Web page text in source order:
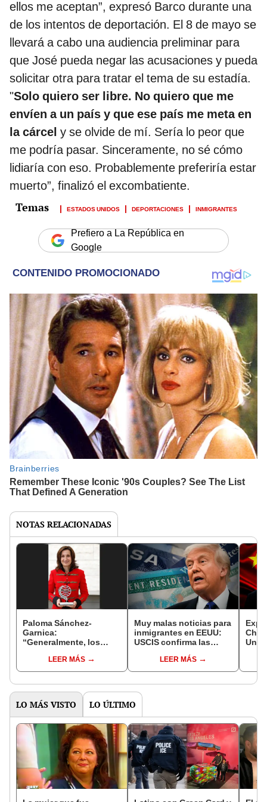
ellos me aceptan”, expresó Barco durante una
de los intentos de deportación. El 8 de mayo se
llevará a cabo una audiencia preliminar para
que José pueda negar las acusaciones y pueda
solicitar otra para tratar el tema de su estadía.
"Solo quiero ser libre. No quiero que me
envíen a un país y que ese país me meta en
la cárcel y se olvide de mí. Sería lo peor que
me podría pasar. Sinceramente, no sé cómo
lidiaría con eso. Probablemente preferiría estar
muerto”, finalizó el excombatiente.
ESTADOS UNIDOS DEPORTACIONES INMIGRANTES
Prefiero a La República en
Google
NOTAS RELACIONADAS
Paloma Sánchez-
Garnica:
“Generalmente, los
de prejuicios, sobre
todo contra las
LEER MÁS
Muy malas noticias para
inmigrantes en EEUU:
USCIS confirma las
pueden perder la Green
Card en 2025
LEER MÁS
LO MÁS VISTO LO ÚLTIMO